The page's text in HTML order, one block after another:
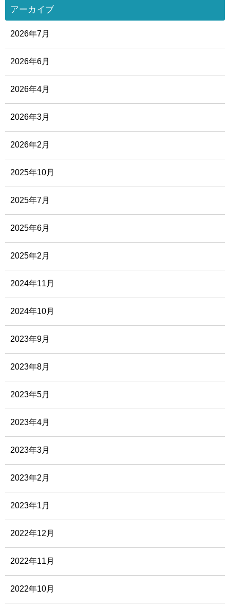
アーカイブ
2026年7月
2026年6月
2026年4月
2026年3月
2026年2月
2025年10月
2025年7月
2025年6月
2025年2月
2024年11月
2024年10月
2023年9月
2023年8月
2023年5月
2023年4月
2023年3月
2023年2月
2023年1月
2022年12月
2022年11月
2022年10月